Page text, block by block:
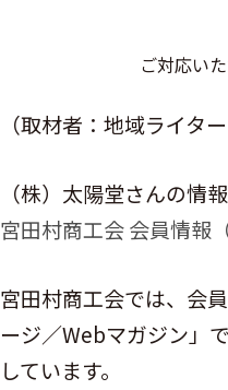
ご対応い
（取材者：地域ライタ
（株）太陽堂さんの
宮田村商工会 会員情報
宮田村商工会では、会
ージ／Webマガジン」
しています。